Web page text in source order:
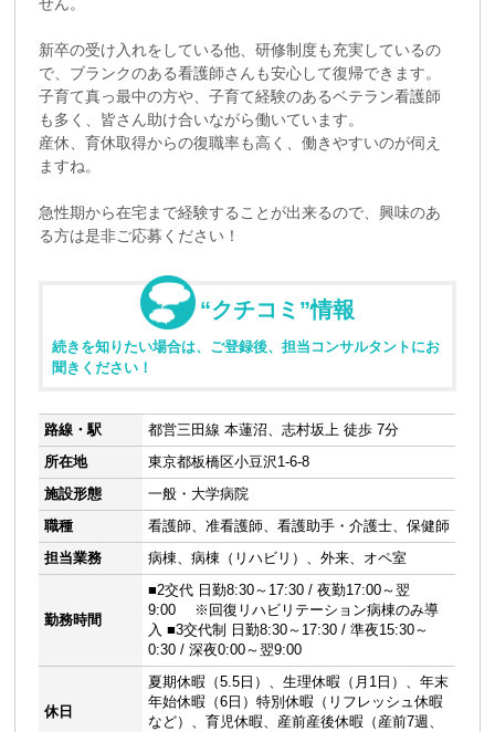
せん。
新卒の受け入れをしている他、研修制度も充実しているの
で、ブランクのある看護師さんも安心して復帰できます。
子育て真っ最中の方や、子育て経験のあるベテラン看護師
も多く、皆さん助け合いながら働いています。
産休、育休取得からの復職率も高く、働きやすいのが伺え
ますね。
急性期から在宅まで経験することが出来るので、興味のあ
る方は是非ご応募ください！
“クチコミ”情報
続きを知りたい場合は、ご登録後、担当コンサルタントにお
聞きください！
路線・駅
都営三田線 本蓮沼、志村坂上 徒歩 7分
所在地
東京都板橋区小豆沢1-6-8
施設形態
一般・大学病院
職種
看護師、准看護師、看護助手・介護士、保健師
担当業務
病棟、病棟（リハビリ）、外来、オペ室
勤務時間
■2交代 日勤8:30～17:30 / 夜勤17:00～翌
9:00 ※回復リハビリテーション病棟のみ導
入 ■3交代制 日勤8:30～17:30 / 準夜15:30～
0:30 / 深夜0:00～翌9:00
休日
夏期休暇（5.5日）、生理休暇（月1日）、年末
年始休暇（6日）特別休暇（リフレッシュ休暇
など）、育児休暇、産前産後休暇（産前7週、